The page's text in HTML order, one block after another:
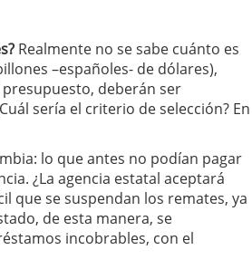
Realmente no se sabe cuánto es
–españoles- de dólares),
deberán ser
sería el criterio de selección? En
lo que antes no podían pagar
¿La agencia estatal aceptará
que se suspendan los remates, ya
de esta manera, se
incobrables, con el